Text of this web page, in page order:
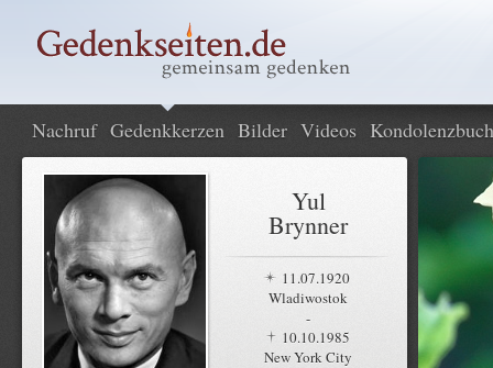
Nachruf Gedenkkerzen Bilder Videos Kondolenzbuch
Yul
Brynner
11.07.1920
Wladiwostok
-
10.10.1985
New York City